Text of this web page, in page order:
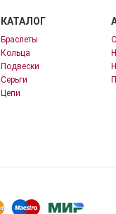
КАТАЛОГ
Браслеты
Кольца
Подвески
Серьги
Цепи